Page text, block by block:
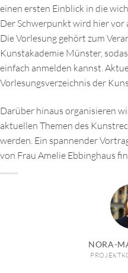
einen ersten Einblick in die
Der Schwerpunkt wird hier vor
Die Vorlesung gehört zum
Kunstakademie Münster,
einfach anmelden kannst.
Vorlesungsverzeichnis der
Darüber hinaus organisieren
aktuellen Themen des
werden. Ein spannender
von Frau Amelie Ebbinghaus
NORA-